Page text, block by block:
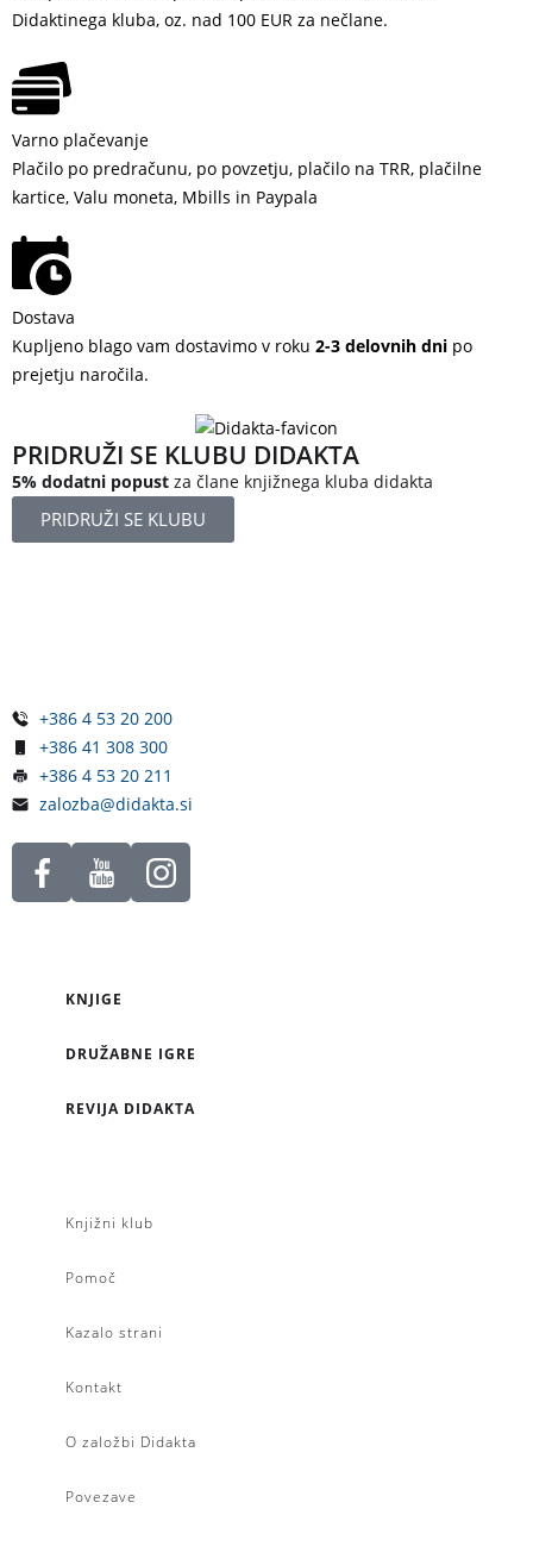
Didaktinega kluba, oz. nad 100 EUR za nečlane.
Varno plačevanje
Plačilo po predračunu, po povzetju, plačilo na TRR, plačilne
kartice, Valu moneta, Mbills in Paypala
Dostava
Kupljeno blago vam dostavimo v roku 2-3 delovnih dni po
prejetju naročila.
PRIDRUŽI SE KLUBU DIDAKTA
5% dodatni popust za člane knjižnega kluba didakta
PRIDRUŽI SE KLUBU
+386 4 53 20 200
+386 41 308 300
+386 4 53 20 211
zalozba@didakta.si
KNJIGE
DRUŽABNE IGRE
REVIJA DIDAKTA
Knjižni klub
Pomoč
Kazalo strani
Kontakt
O založbi Didakta
Povezave